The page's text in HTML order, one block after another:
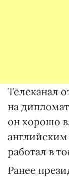
Телеканал
на
он хорошо
работал в
Ранее